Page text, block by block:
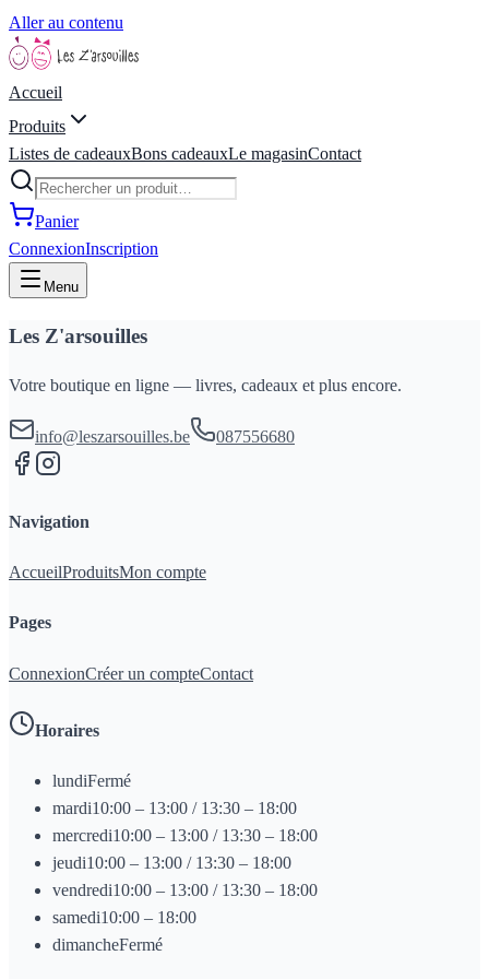
Aller au contenu
Accueil
Produits
Listes de cadeauxBons cadeauxLe magasinContact
Panier
ConnexionInscription
Menu
Les Z'arsouilles
Votre boutique en ligne — livres, cadeaux et plus encore.
info@leszarsouilles.be 087556680
Navigation
AccueilProduitsMon compte
Pages
ConnexionCréer un compteContact
Horaires
lundiFermé
mardi10:00 – 13:00 / 13:30 – 18:00
mercredi10:00 – 13:00 / 13:30 – 18:00
jeudi10:00 – 13:00 / 13:30 – 18:00
vendredi10:00 – 13:00 / 13:30 – 18:00
samedi10:00 – 18:00
dimancheFermé